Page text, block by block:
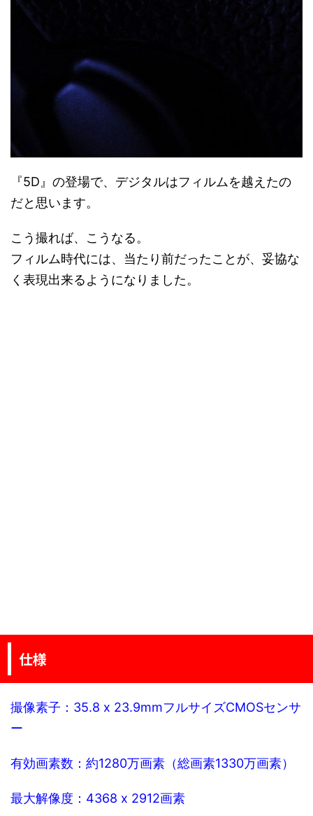
『5D』の登場で、デジタルはフィルムを越えたの
だと思います。
こう撮れば、こうなる。
フィルム時代には、当たり前だったことが、妥協な
く表現出来るようになりました。
仕様
撮像素子：35.8 x 23.9mmフルサイズCMOSセンサ
ー
有効画素数：約1280万画素（総画素1330万画素）
最大解像度：4368 x 2912画素